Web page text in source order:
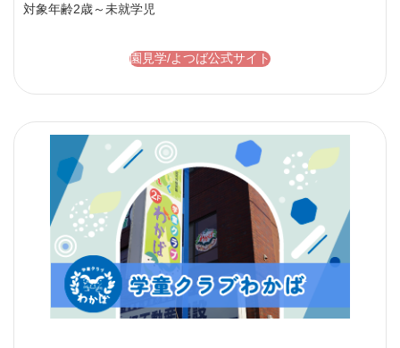
対象年齢2歳～未就学児
園見学/よつば公式サイト